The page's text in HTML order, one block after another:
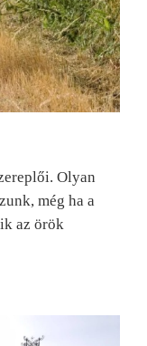
Olyan
még ha a
az örök